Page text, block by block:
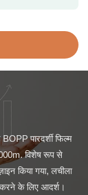
पारदर्शी फिल्म
विशेष रूप से
किया गया, लचीला
के लिए आदर्श।